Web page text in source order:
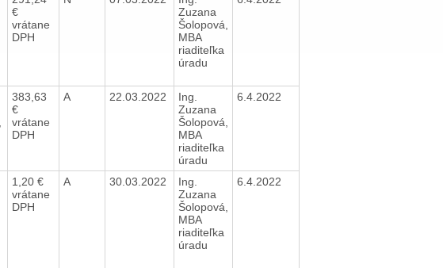
€
vrátane
DPH
Zuzana
Šolopová,
MBA
riaditeľka
úradu
383,63
€
vrátane
DPH
A 22.03.2022
Ing.
Zuzana
Šolopová,
MBA
riaditeľka
úradu
6.4.2022
1,20 €
vrátane
DPH
A 30.03.2022
Ing.
Zuzana
Šolopová,
MBA
riaditeľka
úradu
6.4.2022